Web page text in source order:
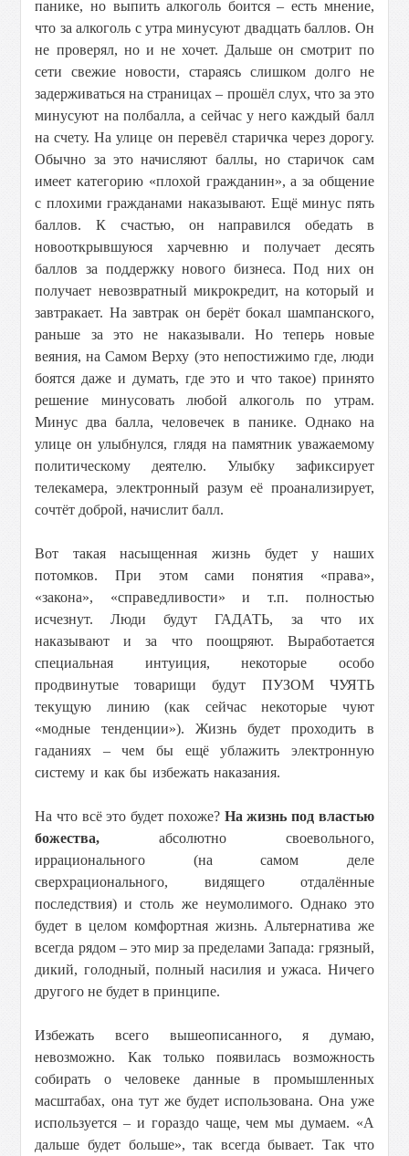
панике, но выпить алкоголь боится – есть мнение,
что за алкоголь с утра минусуют двадцать баллов. Он
не проверял, но и не хочет. Дальше он смотрит по
сети свежие новости, стараясь слишком долго не
задерживаться на страницах – прошёл слух, что за это
минусуют на полбалла, а сейчас у него каждый балл
на счету. На улице он перевёл старичка через дорогу.
Обычно за это начисляют баллы, но старичок сам
имеет категорию «плохой гражданин», а за общение
с плохими гражданами наказывают. Ещё минус пять
баллов. К счастью, он направился обедать в
новооткрывшуюся харчевню и получает десять
баллов за поддержку нового бизнеса. Под них он
получает невозвратный микрокредит, на который и
завтракает. На завтрак он берёт бокал шампанского,
раньше за это не наказывали. Но теперь новые
веяния, на Самом Верху (это непостижимо где, люди
боятся даже и думать, где это и что такое) принято
решение минусовать любой алкоголь по утрам.
Минус два балла, человечек в панике. Однако на
улице он улыбнулся, глядя на памятник уважаемому
политическому деятелю. Улыбку зафиксирует
телекамера, электронный разум её проанализирует,
сочтёт доброй, начислит балл.
Вот такая насыщенная жизнь будет у наших
потомков. При этом сами понятия «права»,
«закона», «справедливости» и т.п. полностью
исчезнут. Люди будут ГАДАТЬ, за что их
наказывают и за что поощряют. Выработается
специальная интуиция, некоторые особо
продвинутые товарищи будут ПУЗОМ ЧУЯТЬ
текущую линию (как сейчас некоторые чуют
«модные тенденции»). Жизнь будет проходить в
гаданиях – чем бы ещё ублажить электронную
систему и как бы избежать наказания.
На что всё это будет похоже? На жизнь под властью
божества, абсолютно своевольного,
иррационального (на самом деле
сверхрационального, видящего отдалённые
последствия) и столь же неумолимого. Однако это
будет в целом комфортная жизнь. Альтернатива же
всегда рядом – это мир за пределами Запада: грязный,
дикий, голодный, полный насилия и ужаса. Ничего
другого не будет в принципе.
Избежать всего вышеописанного, я думаю,
невозможно. Как только появилась возможность
собирать о человеке данные в промышленных
масштабах, она тут же будет использована. Она уже
используется – и гораздо чаще, чем мы думаем. «А
дальше будет больше», так всегда бывает. Так что